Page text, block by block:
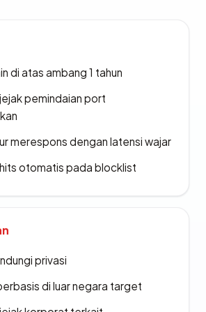
di atas ambang 1 tahun
pemindaian port
merespons dengan latensi wajar
otomatis pada blocklist
privasi
di luar negara target